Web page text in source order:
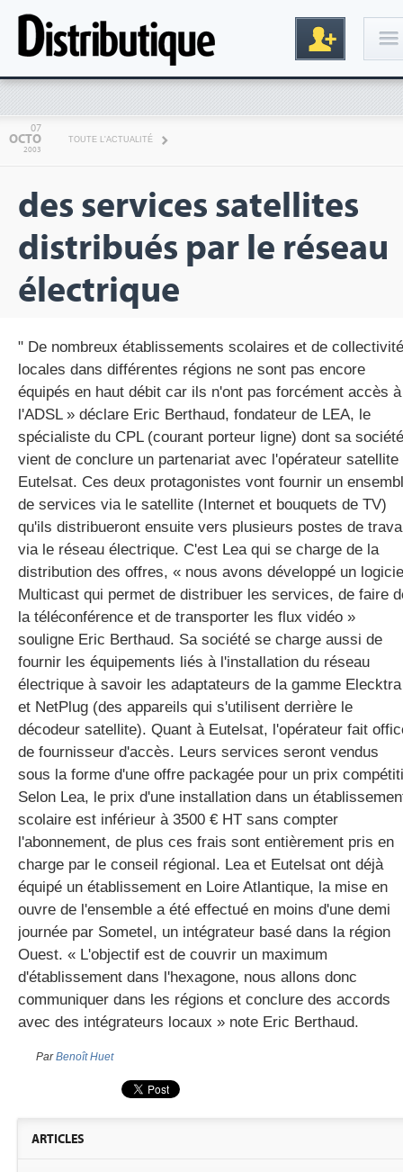
gratuite
07
OCTO
2003
TOUTE L'ACTUALITÉ
des services satellites
distribués par le réseau
électrique
" De nombreux établissements scolaires et de
locales dans différentes régions ne sont pas encore
équipés en haut débit car ils n'ont pas forcément accès à
l'ADSL » déclare Eric Berthaud, fondateur de LEA, le
spécialiste du CPL (courant porteur ligne) dont sa société
vient de conclure un partenariat avec l'opérateur satellite
Eutelsat. Ces deux protagonistes vont fournir un
de services via le satellite (Internet et bouquets de TV)
qu'ils distribueront ensuite vers plusieurs postes de
via le réseau électrique. C'est Lea qui se charge de la
distribution des offres, « nous avons développé un
Multicast qui permet de distribuer les services, de faire
la téléconférence et de transporter les flux vidéo »
souligne Eric Berthaud. Sa société se charge aussi de
fournir les équipements liés à l'installation du réseau
électrique à savoir les adaptateurs de la gamme Elecktra
et NetPlug (des appareils qui s'utilisent derrière le
décodeur satellite). Quant à Eutelsat, l'opérateur fait
de fournisseur d'accès. Leurs services seront vendus
sous la forme d'une offre packagée pour un prix
Selon Lea, le prix d'une installation dans un
scolaire est inférieur à 3500 € HT sans compter
l'abonnement, de plus ces frais sont entièrement pris en
charge par le conseil régional. Lea et Eutelsat ont déjà
équipé un établissement en Loire Atlantique, la mise en
ouvre de l'ensemble a été effectué en moins d'une demi
journée par Sometel, un intégrateur basé dans la région
Ouest. « L'objectif est de couvrir un maximum
d'établissement dans l'hexagone, nous allons donc
communiquer dans les régions et conclure des accords
avec des intégrateurs locaux » note Eric Berthaud.
ParBenoît Huet
ARTICLES